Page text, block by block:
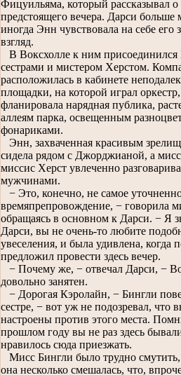
Фицуильяма, который рассказывал
предстоящего вечера. Дарси больше
иногда Энн чувствовала на себе его
взгляд.
В Воксхолле к ним присоединился
сестрами и мистером Херстом.
расположилась в кабинете
площадки, на которой играл
фланировала нарядная публика,
аллеям парка, освещенным
фонариками.
Энн, захваченная красивым
сидела рядом с Джорджианой, а
миссис Херст увлеченно
мужчинами.
− Это, конечно, не самое
времяпрепровождение, − говорила
обращаясь в основном к Дарси. − Я
Дарси, вы не очень-то любите
увеселения, и была удивлена, когда
предложил провести здесь вечер.
− Почему же, − отвечал Дарси, −
довольно занятен.
− Дорогая Кэролайн, − Бингли
сестре, − вот уж не подозревал, что
настроены против этого места.
прошлом году вы не раз здесь
нравилось сюда приезжать.
Мисс Бингли было трудно смутить,
она несколько смешалась, что,